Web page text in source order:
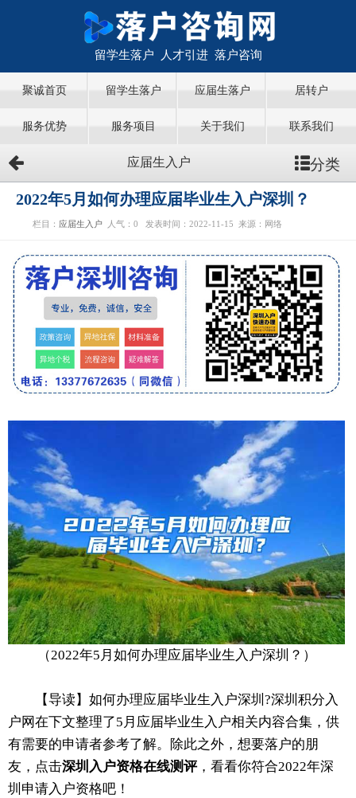
留学生落户 人才引进 落户咨询
聚诚首页 留学生落户 应届生落户 居转户
服务优势 服务项目 关于我们 联系我们
应届生入户 分类
2022年5月如何办理应届毕业生入户深圳？
栏目： 应届生入户 人气： 0 发表时间：2022-11-15 来源：网络
（2022年5月如何办理应届毕业生入户深圳？）
【导读】如何办理应届毕业生入户深圳?深圳积分入
户网在下文整理了5月应届毕业生入户相关内容合集，供
有需要的申请者参考了解。除此之外，想要落户的朋
友，点击深圳入户资格在线测评，看看你符合2022年深
圳申请入户资格吧！